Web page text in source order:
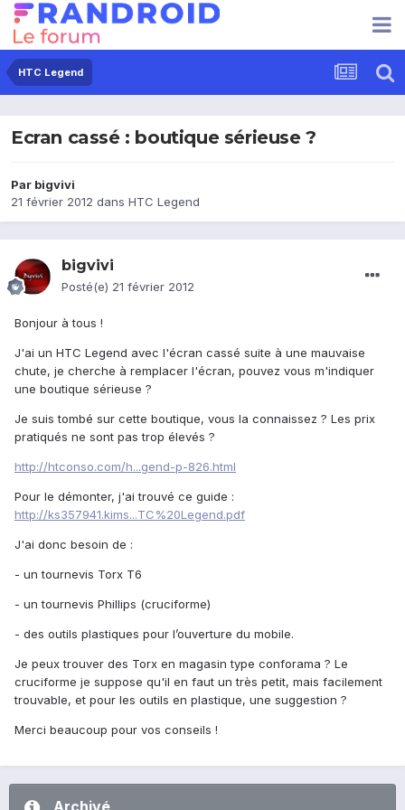
HTC Legend
Ecran cassé : boutique sérieuse ?
Par bigvivi
21 février 2012 dans HTC Legend
bigvivi
Posté(e) 21 février 2012
Bonjour à tous !
J'ai un HTC Legend avec l'écran cassé suite à une mauvaise
chute, je cherche à remplacer l'écran, pouvez vous m'indiquer
une boutique sérieuse ?
Je suis tombé sur cette boutique, vous la connaissez ? Les prix
pratiqués ne sont pas trop élevés ?
http://htconso.com/h...gend-p-826.html
Pour le démonter, j'ai trouvé ce guide :
http://ks357941.kims...TC%20Legend.pdf
J'ai donc besoin de :
- un tournevis Torx T6
- un tournevis Phillips (cruciforme)
- des outils plastiques pour l’ouverture du mobile.
Je peux trouver des Torx en magasin type conforama ? Le
cruciforme je suppose qu'il en faut un très petit, mais facilement
trouvable, et pour les outils en plastique, une suggestion ?
Merci beaucoup pour vos conseils !